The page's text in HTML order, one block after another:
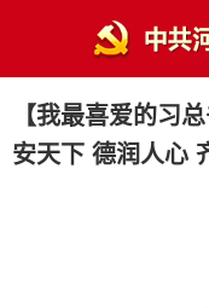
【我最喜爱的习
安天下 德润人心